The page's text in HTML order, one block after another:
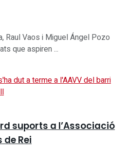
Raul Vaos i Miguel Ángel Pozo
que aspiren ...
suports a l’Associació
Rei